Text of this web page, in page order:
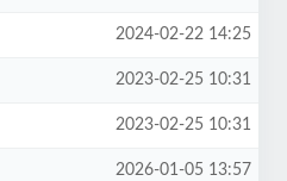
2024-02-22 14:25
2023-02-25 10:31
2023-02-25 10:31
2026-01-05 13:57